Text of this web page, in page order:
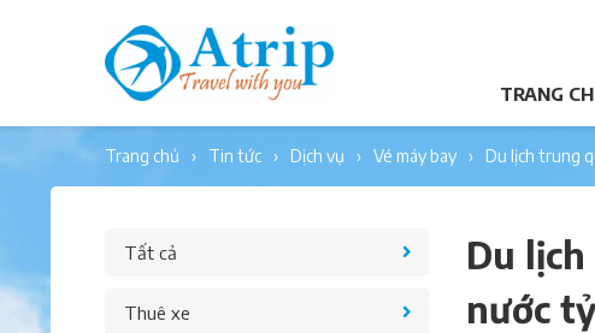
TRANG
trang chủ tin tức dịch vụ vé máy bay du lịch trung
Tất cả
Thuê xe
Du
nước